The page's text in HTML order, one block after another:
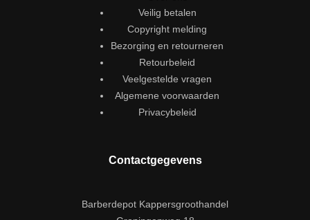
Veilig betalen
Copyright melding
Bezorging en retourneren
Retourbeleid
Veelgestelde vragen
Algemene voorwaarden
Privacybeleid
Contactgegevens
Barberdepot Kappersgroothandel